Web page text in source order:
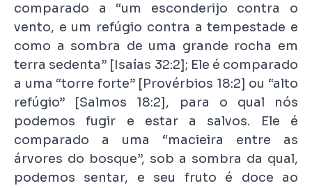
comparado a “um esconderijo contra o
vento, e um refúgio contra a tempestade e
como a sombra de uma grande rocha em
terra sedenta” [Isaías 32:2]; Ele é comparado
a uma “torre forte” [Provérbios 18:2] ou “alto
refúgio” [Salmos 18:2], para o qual nós
podemos fugir e estar a salvos. Ele é
comparado a uma “macieira entre as
árvores do bosque”, sob a sombra da qual,
podemos sentar, e seu fruto é doce ao